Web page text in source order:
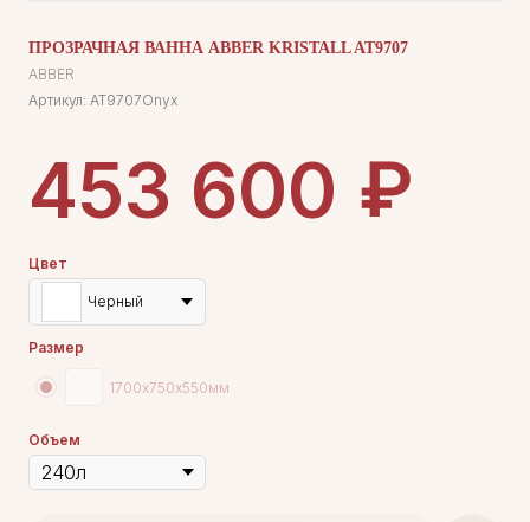
ПРОЗРАЧНАЯ ВАННА ABBER KRISTALL AT9707
ABBER
Артикул: AT9707Onyx
453 600 ₽
Цвет
Черный
Размер
1700х750х550мм
Объем